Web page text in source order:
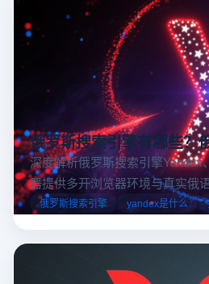
俄罗斯搜索引擎有哪些？
深度解析俄罗斯搜索引擎Yandex
器提供多开浏览器环境与真实俄
据，助力跨境电商精准决策。
俄罗斯搜索引擎 yandex是什么